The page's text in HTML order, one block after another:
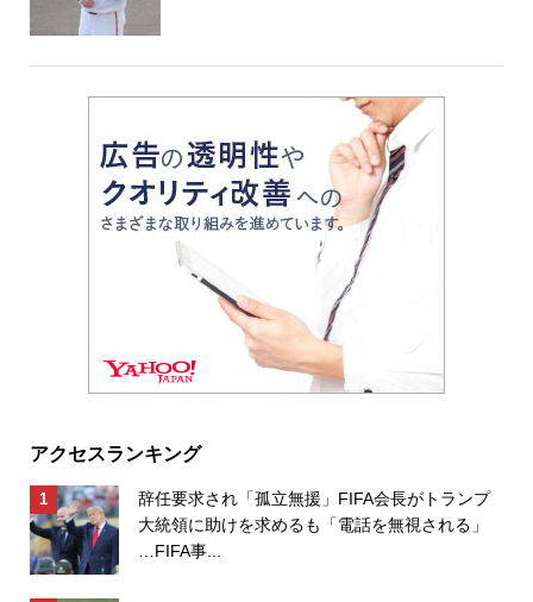
アクセスランキング
辞任要求され「孤立無援」FIFA会長がトランプ
大統領に助けを求めるも「電話を無視される」
…FIFA事...